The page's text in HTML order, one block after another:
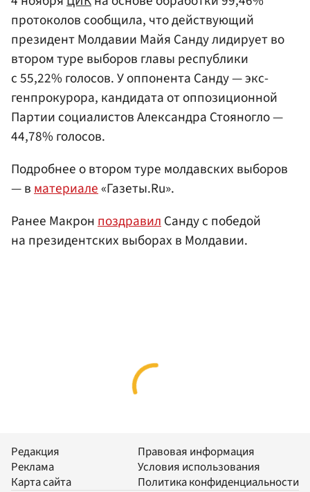
протоколов сообщила, что действующий
президент Молдавии Майя Санду лидирует во
втором туре выборов главы республики
с 55,22% голосов. У оппонента Санду — экс-
генпрокурора, кандидата от оппозиционной
Партии социалистов Александра Стояногло —
44,78% голосов.
Подробнее о втором туре молдавских выборов
— вматериале«Газеты.Ru».
Ранее МакронпоздравилСанду с победой
на президентских выборах в Молдавии.
Редакция
Реклама
Карта сайта
Правовая информация
Условия использования
Политика конфиденциальности